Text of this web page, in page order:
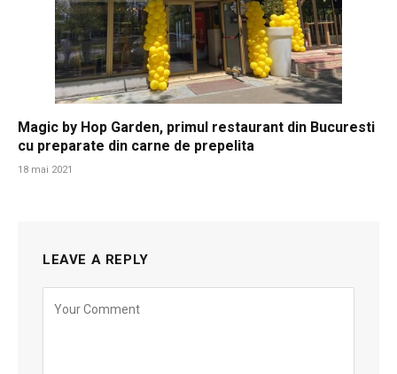
Magic by Hop Garden, primul restaurant din Bucuresti
cu preparate din carne de prepelita
18 mai 2021
LEAVE A REPLY